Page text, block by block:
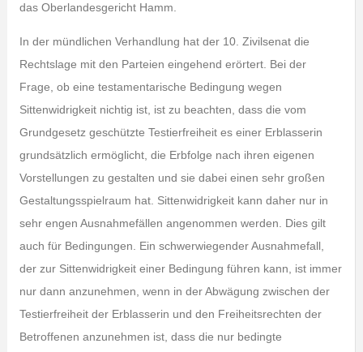
das Oberlandesgericht Hamm.
In der mündlichen Verhandlung hat der 10. Zivilsenat die
Rechtslage mit den Parteien eingehend erörtert. Bei der
Frage, ob eine testamentarische Bedingung wegen
Sittenwidrigkeit nichtig ist, ist zu beachten, dass die vom
Grundgesetz geschützte Testierfreiheit es einer Erblasserin
grundsätzlich ermöglicht, die Erbfolge nach ihren eigenen
Vorstellungen zu gestalten und sie dabei einen sehr großen
Gestaltungsspielraum hat. Sittenwidrigkeit kann daher nur in
sehr engen Ausnahmefällen angenommen werden. Dies gilt
auch für Bedingungen. Ein schwerwiegender Ausnahmefall,
der zur Sittenwidrigkeit einer Bedingung führen kann, ist immer
nur dann anzunehmen, wenn in der Abwägung zwischen der
Testierfreiheit der Erblasserin und den Freiheitsrechten der
Betroffenen anzunehmen ist, dass die nur bedingte